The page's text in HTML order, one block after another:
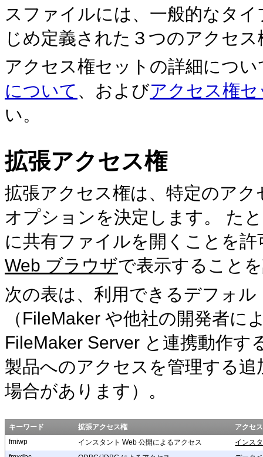
スファイルには、一般的なタ
じめ定義された３つのアクセ
アクセス権セットの詳細につい
について 、およびアクセス権
い。
拡張アクセス権
拡張アクセス権は、特定のア
オプションを決定します。 た
に共有ファイルを開くことを
Web ブラウザで表示すること
次の表は、利用できるデフォ
（FileMaker や他社の開発者に
FileMaker Server と連携動作
製品へのアクセスを管理する
場合があります）。
キーワード 拡張アクセス権
アクセ
fmiwp
インスタント Web 公開によるアクセス
インス